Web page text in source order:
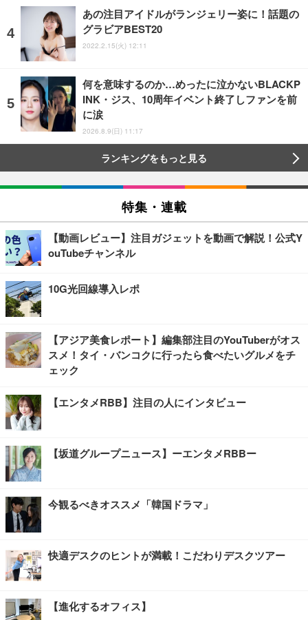
あの注目アイドルがランジェリー姿に！話題の
グラビアBEST20
2022.2.15(火) 12:11
何を意味するのか…めったに泣かないBLACKP
INK・ジス、10周年イベント終了しファンを前
に涙
2026.8.9(日) 11:17
ランキングをもっと見る
特集・連載
【動画レビュー】注目ガジェットを動画で解説！公式Y
ouTubeチャンネル
10G光回線導入レポ
【アジア美食レポート】編集部注目のYouTuberがオス
スメ！タイ・バンコクに行ったら食べたいグルメをチ
ェック
【エンタメRBB】注目の人にインタビュー
【坂道グループニュース】ーエンタメRBBー
今観るべきオススメ「韓国ドラマ」
快適デスクのヒントが満載！こだわりデスクツアー
【進化するオフィス】